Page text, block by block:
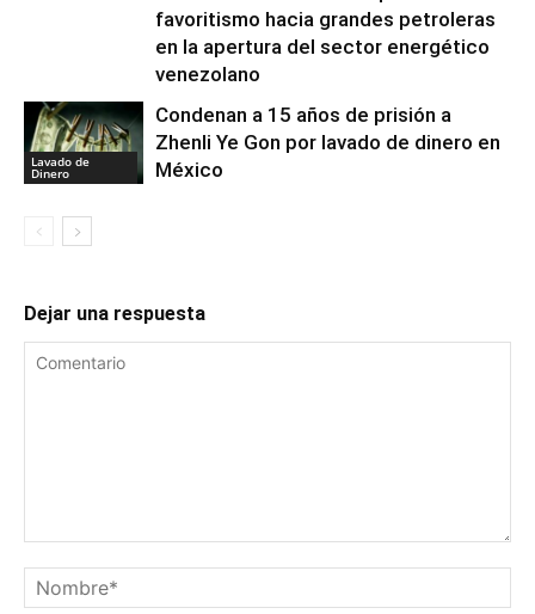
favoritismo hacia grandes petroleras
en la apertura del sector energético
venezolano
Lavado de
Dinero
Condenan a 15 años de prisión a
Zhenli Ye Gon por lavado de dinero en
México
Dejar una respuesta